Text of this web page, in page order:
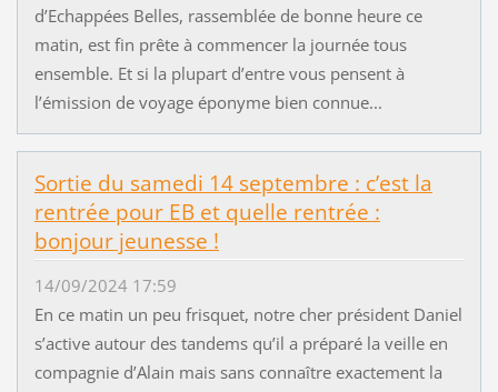
d’Echappées Belles, rassemblée de bonne heure ce
matin, est fin prête à commencer la journée tous
ensemble. Et si la plupart d’entre vous pensent à
l’émission de voyage éponyme bien connue...
Sortie du samedi 14 septembre : c’est la
rentrée pour EB et quelle rentrée :
bonjour jeunesse !
14/09/2024 17:59
En ce matin un peu frisquet, notre cher président Daniel
s’active autour des tandems qu’il a préparé la veille en
compagnie d’Alain mais sans connaître exactement la